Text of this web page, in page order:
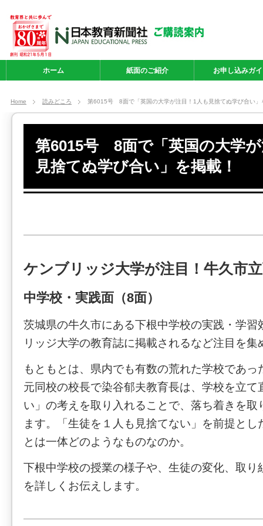
ホーム 紙面のご紹介 お申し込みガ
Home 読みどころ 第6015号 8面で「英国の大学が注目！1人も見捨てぬ学び合い」
第6015号 8面で「英国の大学
見捨てぬ学び合い」を掲載！
ケンブリッジ大学が注目！牛久市
中学校・実践面（8面）
茨城県の牛久市にある下根中学校の実践・学習
リッジ大学の教育誌に掲載されるなど注目を集
もともとは、県内でも有数の荒れた学校であっ
元同校の校長で染谷郁夫教育長は、学校を立て
い」の考えを取り入れることで、落ち着きを取
ます。「生徒を１人も見捨てない」を前提とし
とは一体どのようなものなのか。
下根中学校の授業の様子や、生徒の変化、取り
を詳しくお伝えします。